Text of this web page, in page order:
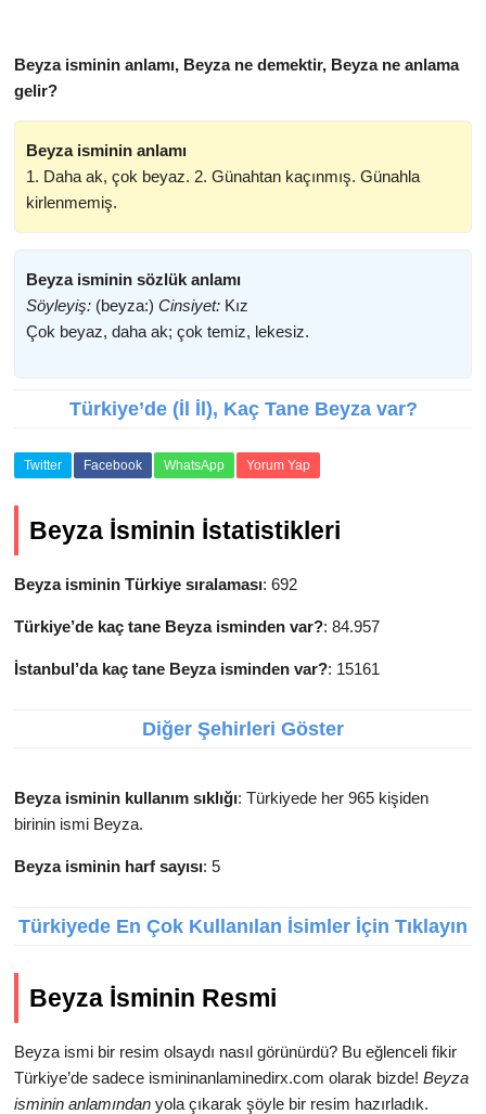
Beyza isminin anlamı, Beyza ne demektir, Beyza ne anlama
gelir?
Beyza isminin anlamı
1. Daha ak, çok beyaz. 2. Günahtan kaçınmış. Günahla
kirlenmemiş.
Beyza isminin sözlük anlamı
Söyleyiş: (beyza:)Cinsiyet: Kız
Çok beyaz, daha ak; çok temiz, lekesiz.
Türkiye’de (İl İl), Kaç Tane Beyza var?
Twitter Facebook WhatsApp Yorum Yap
Beyza İsminin İstatistikleri
Beyza isminin Türkiye sıralaması: 692
Türkiye’de kaç tane Beyza isminden var?: 84.957
İstanbul’da kaç tane Beyza isminden var?: 15161
Diğer Şehirleri Göster
Beyza isminin kullanım sıklığı: Türkiyede her 965 kişiden
birinin ismi Beyza.
Beyza isminin harf sayısı: 5
Türkiyede En Çok Kullanılan İsimler İçin Tıklayın
Beyza İsminin Resmi
Beyza ismi bir resim olsaydı nasıl görünürdü? Bu eğlenceli fikir
Türkiye’de sadece ismininanlaminedirx.com olarak bizde!Beyza
isminin anlamından yola çıkarak şöyle bir resim hazırladık.